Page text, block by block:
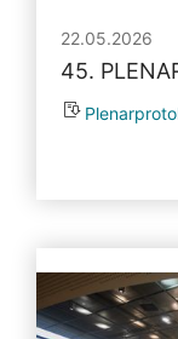
22.05.2026
45.